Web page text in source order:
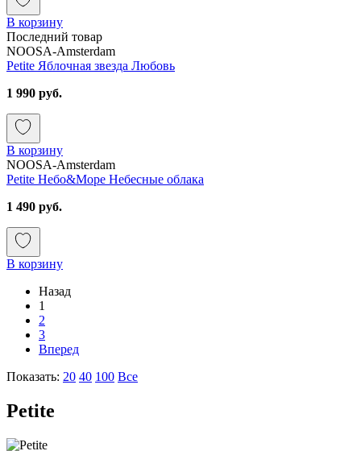
В корзину
Последний товар
NOOSA-Amsterdam
Petite Яблочная звезда Любовь
1 990 руб.
В корзину
NOOSA-Amsterdam
Petite Небо&Море Небесные облака
1 490 руб.
В корзину
Назад
1
2
3
Вперед
Показать: 20 40 100 Все
Petite